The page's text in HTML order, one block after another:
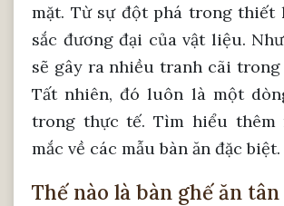
mặt. Từ sự đột phá trong thiết
sắc đương đại của vật liệu.
sẽ gây ra nhiều tranh cãi trong
Tất nhiên, đó luôn là một
trong thực tế. Tìm hiểu thêm
mắc về các mẫu bàn ăn đặc biệt.
Thế nào là bàn ghế ăn